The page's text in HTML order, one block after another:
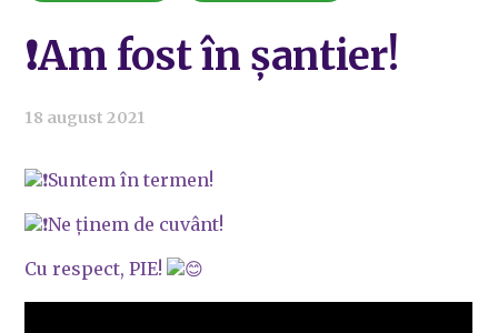
❗Am fost în șantier!
18 august 2021
Suntem în termen!
Ne ținem de cuvânt!
Cu respect, PIE!